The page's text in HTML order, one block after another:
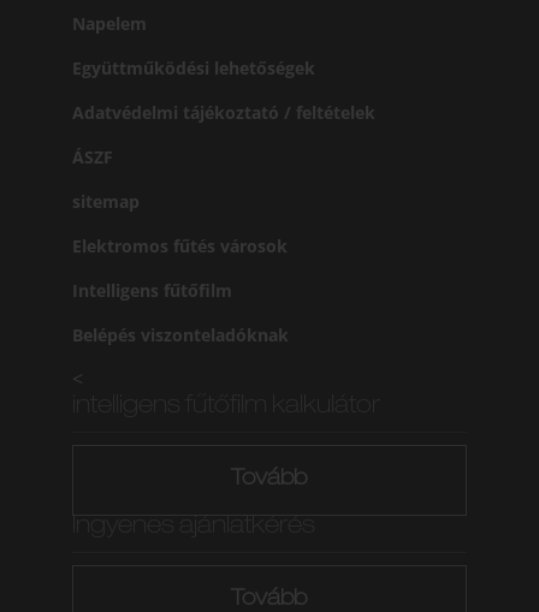
Napelem
Együttműködési lehetőségek
Adatvédelmi tájékoztató / feltételek
ÁSZF
sitemap
Elektromos fűtés városok
Intelligens fűtőfilm
Belépés viszonteladóknak
<
Tovább
Tovább